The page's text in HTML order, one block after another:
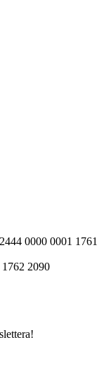
0000 0001 1761
2090